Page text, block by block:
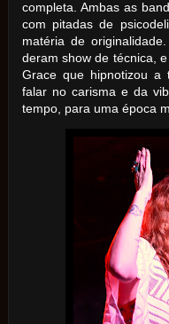
completa. Ambas as
com pitadas de
matéria de
deram show de técnica,
Grace que hipnotizou a
falar no carisma e da
tempo, para uma época